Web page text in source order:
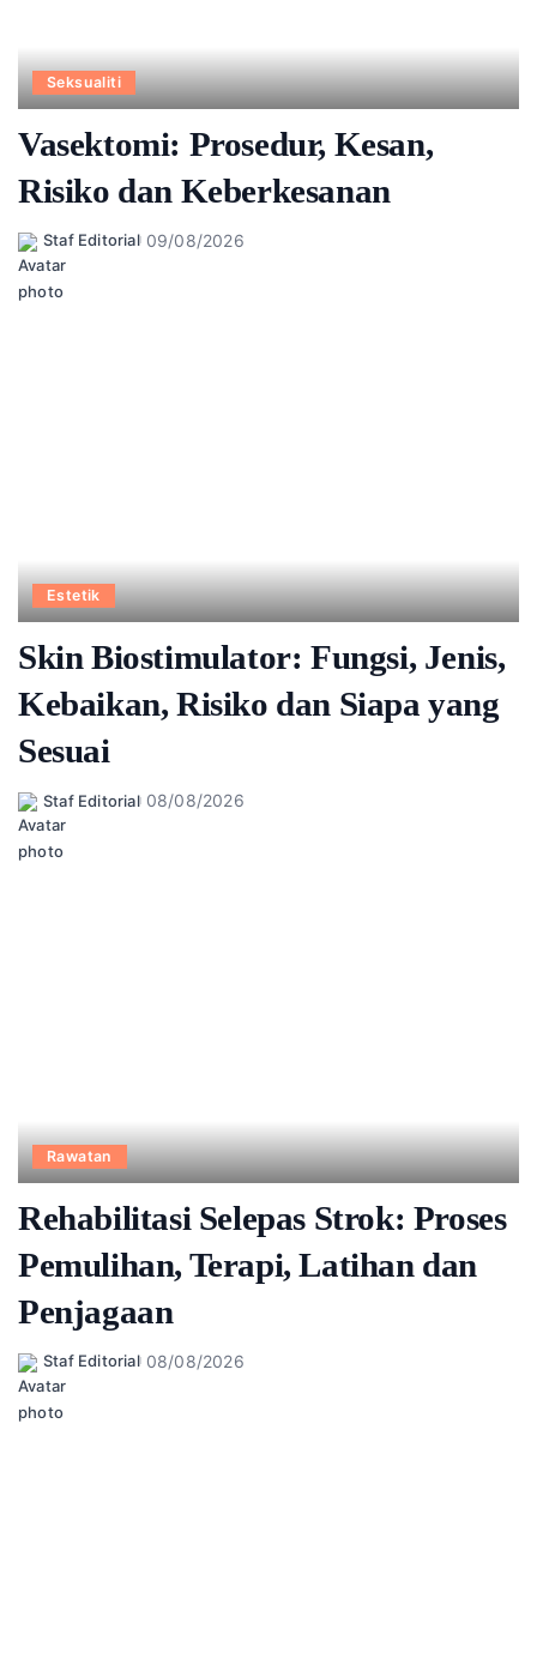
Seksualiti
Vasektomi: Prosedur, Kesan,
Risiko dan Keberkesanan
Posted
Staf Editorial 09/08/2026
Estetik
Skin Biostimulator: Fungsi, Jenis,
Kebaikan, Risiko dan Siapa yang
Sesuai
Posted
Staf Editorial 08/08/2026
Rawatan
Rehabilitasi Selepas Strok: Proses
Pemulihan, Terapi, Latihan dan
Penjagaan
Posted
by
Staf Editorial 08/08/2026